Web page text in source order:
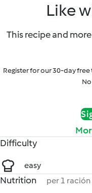
Like
This recipe and
Register for our 30-day
Difficulty
easy
Nutrition per 1 ración